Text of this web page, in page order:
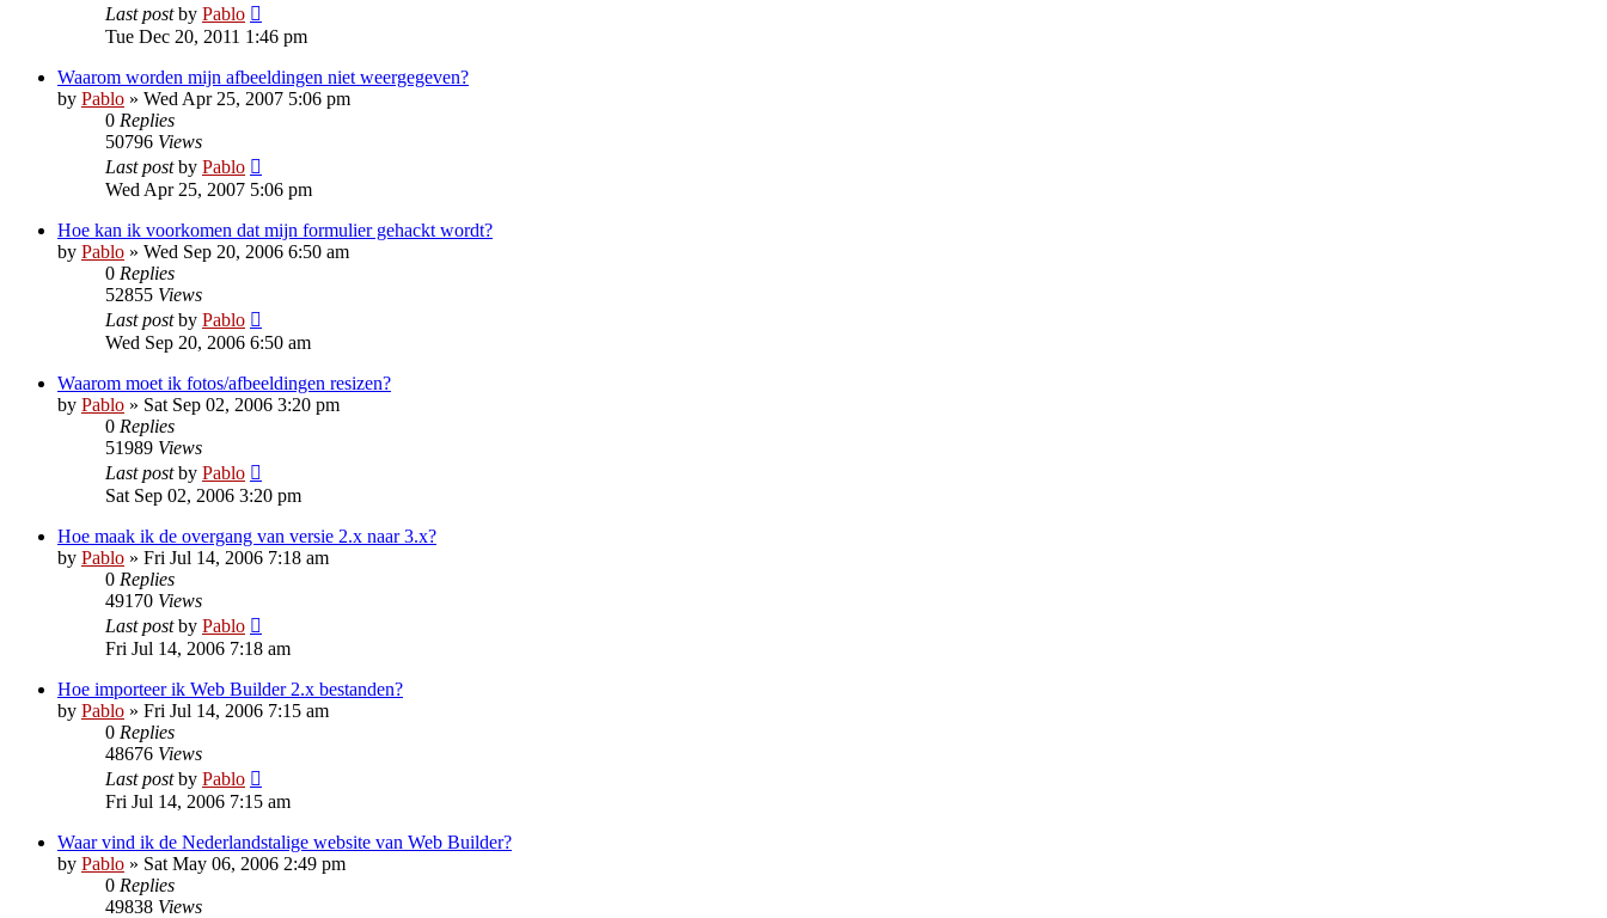
Last postby Pablo
Tue Dec 20, 2011 1:46 pm
Waarom worden mijn afbeeldingen niet weergegeven?
by Pablo » Wed Apr 25, 2007 5:06 pm
0 Replies
50796 Views
Last postby Pablo
Wed Apr 25, 2007 5:06 pm
Hoe kan ik voorkomen dat mijn formulier gehackt wordt?
by Pablo » Wed Sep 20, 2006 6:50 am
0 Replies
52855 Views
Last postby Pablo
Wed Sep 20, 2006 6:50 am
Waarom moet ik fotos/afbeeldingen resizen?
by Pablo » Sat Sep 02, 2006 3:20 pm
0 Replies
51989 Views
Last postby Pablo
Sat Sep 02, 2006 3:20 pm
Hoe maak ik de overgang van versie 2.x naar 3.x?
by Pablo » Fri Jul 14, 2006 7:18 am
0 Replies
49170 Views
Last postby Pablo
Fri Jul 14, 2006 7:18 am
Hoe importeer ik Web Builder 2.x bestanden?
by Pablo » Fri Jul 14, 2006 7:15 am
0 Replies
48676 Views
Last postby Pablo
Fri Jul 14, 2006 7:15 am
Waar vind ik de Nederlandstalige website van Web Builder?
by Pablo » Sat May 06, 2006 2:49 pm
0 Replies
49838 Views